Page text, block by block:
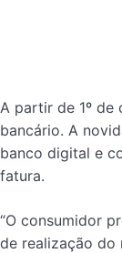
A partir de 1º de
bancário. A
banco digital e
fatura.
“O consumidor
de realização do